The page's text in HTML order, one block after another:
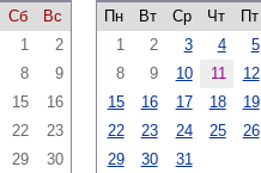
Сб
Вс
1
2
8
9
15
16
22
23
29 30
Пн
Вт Ср Чт Пт
1
2 3 4 5
8
9 10 11 12
15
16 17 18 19
22
23 24 25 26
29
30 31